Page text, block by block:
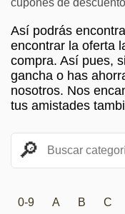
cupones de
Así podrás
encontrar la oferta
compra. Así pues,
gancha o has
nosotros. Nos
tus amistades
0-9 A B C